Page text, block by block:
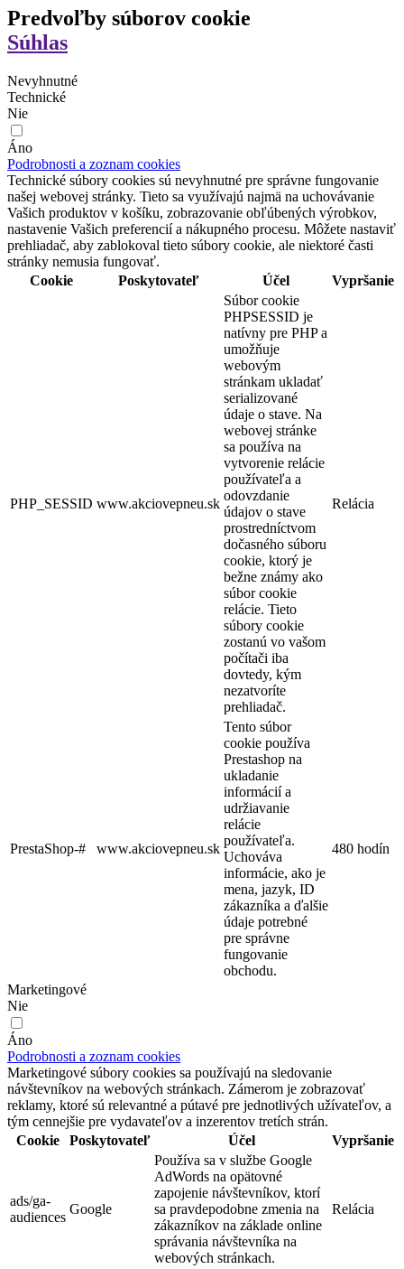
Predvoľby súborov cookie
Súhlas
Nevyhnutné
Technické
Nie
Áno
Podrobnosti a zoznam cookies
Technické súbory cookies sú nevyhnutné pre správne fungovanie
našej webovej stránky. Tieto sa využívajú najmä na uchovávanie
Vašich produktov v košíku, zobrazovanie obľúbených výrobkov,
nastavenie Vašich preferencií a nákupného procesu. Môžete nastaviť
prehliadač, aby zablokoval tieto súbory cookie, ale niektoré časti
stránky nemusia fungovať.
Cookie
Poskytovateľ Účel Vypršanie
PHP_SESSID www.akciovepneu.sk
Súbor cookie
PHPSESSID je
natívny pre PHP a
umožňuje
webovým
stránkam ukladať
serializované
údaje o stave. Na
webovej stránke
sa používa na
vytvorenie relácie
používateľa a
odovzdanie
údajov o stave
prostredníctvom
dočasného súboru
cookie, ktorý je
bežne známy ako
súbor cookie
relácie. Tieto
súbory cookie
zostanú vo vašom
počítači iba
dovtedy, kým
nezatvoríte
prehliadač.
Relácia
PrestaShop-# www.akciovepneu.sk
Tento súbor
cookie používa
Prestashop na
ukladanie
informácií a
udržiavanie
relácie
používateľa.
Uchováva
informácie, ako je
mena, jazyk, ID
zákazníka a ďalšie
údaje potrebné
pre správne
fungovanie
obchodu.
480 hodín
Marketingové
Nie
Áno
Podrobnosti a zoznam cookies
Marketingové súbory cookies sa používajú na sledovanie
návštevníkov na webových stránkach. Zámerom je zobrazovať
reklamy, ktoré sú relevantné a pútavé pre jednotlivých užívateľov, a
tým cennejšie pre vydavateľov a inzerentov tretích strán.
Cookie
Poskytovateľ Účel Vypršanie
ads/ga-
audiences
Google
Používa sa v službe Google
AdWords na opätovné
zapojenie návštevníkov, ktorí
sa pravdepodobne zmenia na
zákazníkov na základe online
správania návštevníka na
webových stránkach.
Relácia